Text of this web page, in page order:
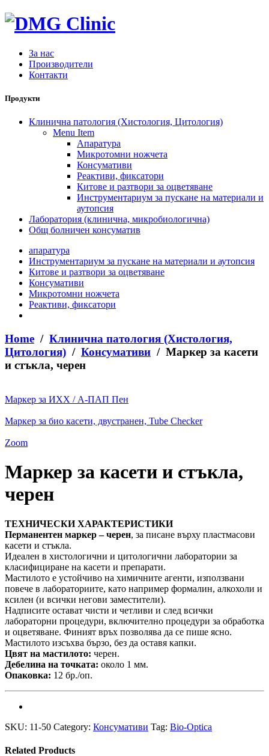
За нас
Производители
Контакти
Продукти
Клинична патология (Хистология, Цитология)
Menu Item
Апаратура
Микротомни ножчета
Консумативи
Реактиви, фиксатори
Китове и разтвори за оцветяване
Инструментариум за пускане на материали и
аутопсия
Лаборатория (клинична, микробиологична)
Общ болничен консуматив
апаратура
Инструментариум за пускане на материали и аутопсия
Китове и разтвори за оцветяване
Консумативи
Микротомни ножчета
Реактиви, фиксатори
Home / Клинична патология (Хистология,
Цитология) / Консумативи / Маркер за касети
и стъкла, черен
Маркер за ИХХ / А-ПАП Пен
Маркер за био касети, двустранен, Tube Checker
Zoom
Маркер за касети и стъкла,
черен
ТЕХНИЧЕСКИ ХАРАКТЕРИСТИКИ
Перманентен маркер – черен, за писане върху пластмасови
касети и стъкла.
Идеален в хистологични и цитологични лаборатории за
класифициране на касети и препарати.
Мастилото е устойчиво на химичните агенти, използвани
повече в лабораториите, като например формалин, алкохоли и
ксилен (и всички негови заместители).
Надписите остават чисти и четливи и след всички
лабораторни процедури, включително процедури за обработка
и оцветяване. Финият връх позволява да се пише ясно.
Мастилото изсъхва бързо, без да оставя капки.
Цвят на мастилото: черен.
Дебелина на точката: около 1 мм.
Опаковка: 12 бр./оп.
SKU: 11-50 Category: Консумативи Tag: Bio-Optica
Related Products